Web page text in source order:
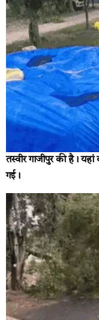
तस्वीर गाजीपुर की है।
गई।